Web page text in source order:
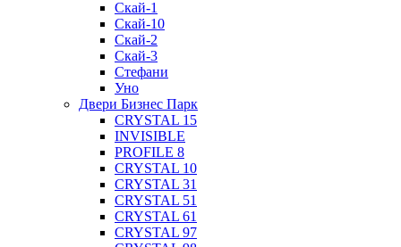
Скай-1
Скай-10
Скай-2
Скай-3
Стефани
Уно
Двери Бизнес Парк
CRYSTAL 15
INVISIBLE
PROFILE 8
CRYSTAL 10
CRYSTAL 31
CRYSTAL 51
CRYSTAL 61
CRYSTAL 97